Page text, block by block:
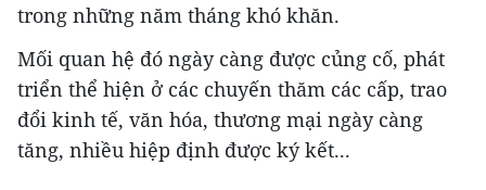
trong những năm tháng khó khăn.
Mối quan hệ đó ngày càng được củng cố, phát
triển thể hiện ở các chuyến thăm các cấp, trao
đổi kinh tế, văn hóa, thương mại ngày càng
tăng, nhiều hiệp định được ký kết...